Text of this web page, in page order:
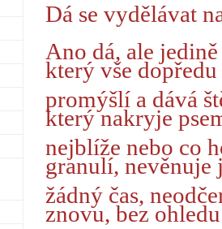
Dá se vydělávat
Ano dá, ale
který vše dopředu
promýšlí a dává
který nakryje
nejblíže nebo co
granulí, nevěnuje
žádný čas,
znovu, bez